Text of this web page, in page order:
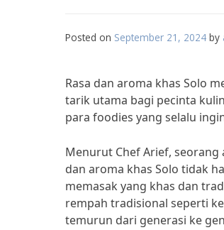
Posted on September 21, 2024 by
Rasa dan aroma khas Solo
tarik utama bagi pecinta
para foodies yang selalu
Menurut Chef Arief,
dan aroma khas Solo tidak
memasak yang khas dan
rempah tradisional seperti
temurun dari generasi ke